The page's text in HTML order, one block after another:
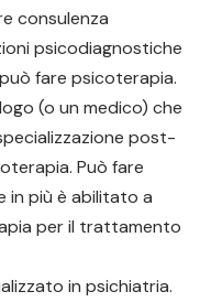
consulenza
psicodiagnostiche
fare psicoterapia.
(o un medico) che
post-
Può fare
in più è abilitato a
per il trattamento
in psichiatria.